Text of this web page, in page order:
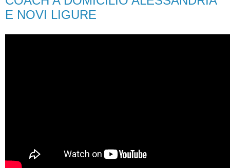
E NOVI LIGURE